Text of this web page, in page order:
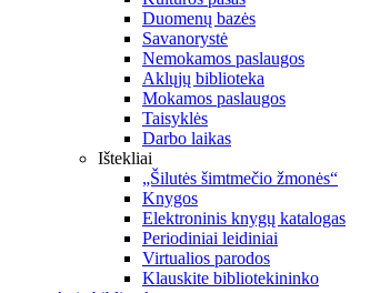
Duomenų bazės
Savanorystė
Nemokamos paslaugos
Aklųjų biblioteka
Mokamos paslaugos
Taisyklės
Darbo laikas
Ištekliai
„Šilutės šimtmečio žmonės“
Knygos
Elektroninis knygų katalogas
Periodiniai leidiniai
Virtualios parodos
Klauskite bibliotekininko